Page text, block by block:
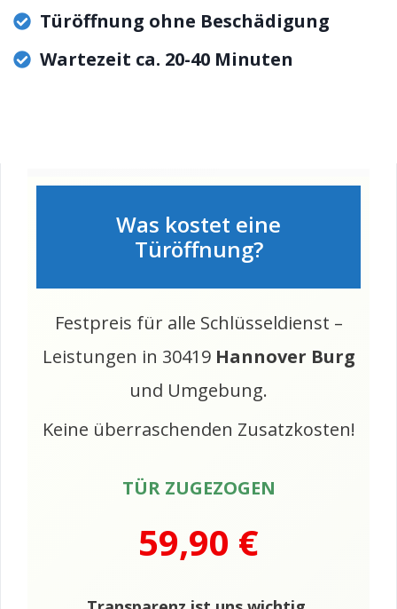
Türöffnung ohne Beschädigung
Wartezeit ca. 20-40 Minuten
Was kostet eine
Türöffnung?
Festpreis für alle Schlüsseldienst –
Leistungen in 30419 Hannover Burg
und Umgebung.
Keine überraschenden Zusatzkosten!
TÜR ZUGEZOGEN
59,90 €